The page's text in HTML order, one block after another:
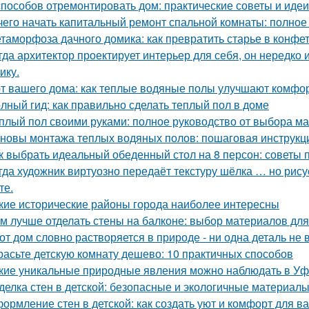
отремонтировать дом: практические советы и идеи
начать капитальный ремонт спальной комнаты: полное
дачного домика: как превратить старье в
архитектор проектирует интерьер для себя, он
вашего дома: как теплые водяные полы улучшают
гид: как правильно сделать теплый пол в доме
пол своими руками: полное руководство от выбора
монтажа теплых водяных полов: пошаговая
выбрать идеальный обеденный стол на 8 персон: советы
художник виртуозно передаёт текстуру шёлка … но
исторические районы города наиболее интересны
лучше отделать стены на балконе: выбор материалов
дом словно растворяется в природе - ни одна деталь
детскую комнату дешево: 10 практичных способов
уникальные природные явления можно наблюдать в
стен в детской: безопасные и экологичные материалы
стен в детской: как создать уют и комфорт для